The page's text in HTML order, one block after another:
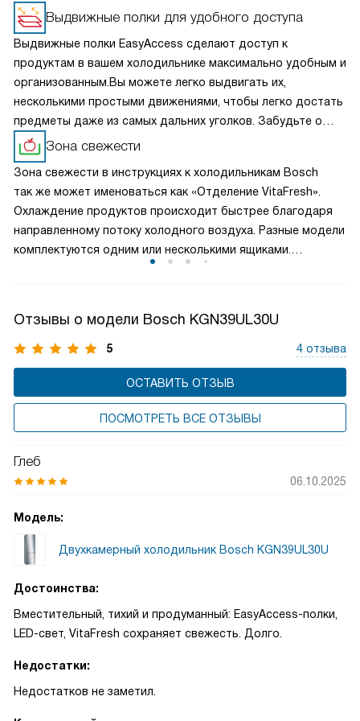
Выдвижные полки для удобного доступа
Выдвижные полки EasyAccess сделают доступ к
продуктам в вашем холодильнике максимально удобным и
организованным.Вы можете легко выдвигать их,
несколькими простыми движениями, чтобы легко достать
предметы даже из самых дальних уголков. Забудьте о
перекладывании продуктов и вытаскивании всего
содержимого, чтобы достать нужную вам вещь, теперь
вы можете видеть и доставать все продукты с легкостью.
Зона свежести
Зона свежести в инструкциях к холодильникам Bosch
так же может именоваться как «Отделение VitaFresh».
Охлаждение продуктов происходит быстрее благодаря
направленному потоку холодного воздуха. Разные модели
комплектуются одним или несколькими ящиками.
из двух уровней влажности для более оптимального
сохранения витаминов.
Отзывы о модели Bosch KGN39UL30U
5 4 отзыва
ОСТАВИТЬ ОТЗЫВ
ПОСМОТРЕТЬ ВСЕ ОТЗЫВЫ
Глеб
06.10.2025
Модель:
Двухкамерный холодильник Bosch KGN39UL30U
Достоинства:
Вместительный, тихий и продуманный: EasyAccess-полки,
LED-свет, VitaFresh сохраняет свежесть. Долго.
Недостатки:
Недостатков не заметил.